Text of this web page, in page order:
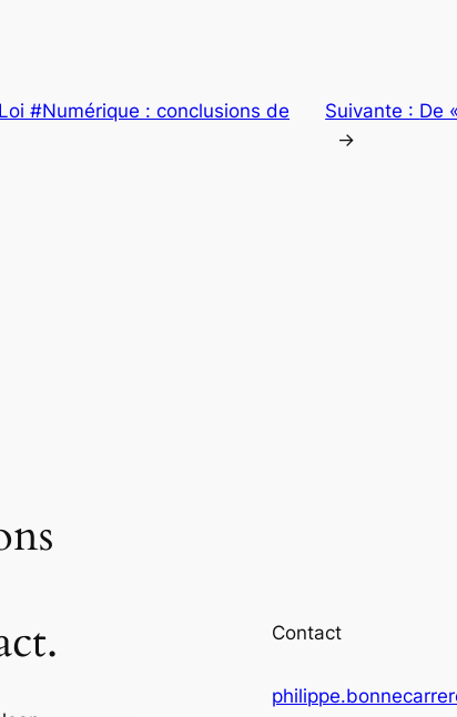
Loi #Numérique : conclusions de
Suivante : De
→
Contact